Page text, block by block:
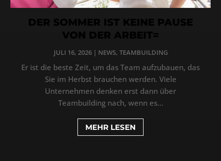
DER SOMMER IST KEINE PAUSE
VON DER ARBEIT=
JULI 16, 2026| NEWS, TEAMBUILDING
Er ist die beste Zeit, um das Team aufzubauen, das
Sie im Herbst brauchen werden. Viele
Unternehmen denken erst dann über
Teambuilding nach, wenn es...
MEHR LESEN